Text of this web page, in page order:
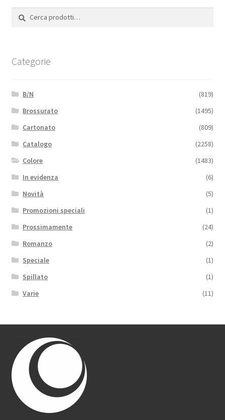
Categorie
B/N
(819)
Brossurato
(1495)
Cartonato
(809)
Catalogo
(2258)
Colore
(1483)
In evidenza
(6)
Novità
(5)
Promozioni speciali
(1)
Prossimamente
(24)
Romanzo
(2)
Speciale
(1)
Spillato
(1)
Varie
(11)